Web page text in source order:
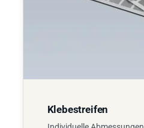
Klebestreifen